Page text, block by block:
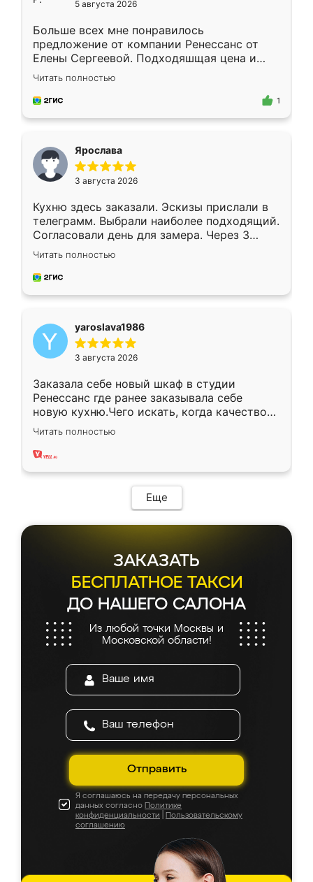
5 августа 2026
Больше всех мне понравилось
предложение от компании Ренессанс от
Елены Сергеевой. Подходяшщая цена и
короткие сроки изготовления. Приехавший
для замера сотрудник Владислав
предложил по моему эскизу самый
Читать полностью
1
Ярослава
3 августа 2026
Кухню здесь заказали. Эскизы прислали в
телеграмм. Выбрали наиболее подходящий.
Согласовали день для замера. Через 3
недели кухня была уже готова. Остались
довольны работой. Спасибо Ренессанс
мебель за качественную работу!
Читать полностью
yaroslava1986
3 августа 2026
Заказала себе новый шкаф в студии
Ренессанс где ранее заказывала себе
новую кухню.Чего искать, когда качеством
вполне довольна. Служит кухня уже почти
два года, нареканий нет.
Читать полностью
Еще
ЗАКАЗАТЬ
БЕСПЛАТНОЕ ТАКСИ
ДО НАШЕГО САЛОНА
Из любой точки Москвы и
Московской области!
Отправить
Я соглашаюсь на передачу персональных
данных согласно Политике
конфиденциальности
Пользовательскому
соглашению